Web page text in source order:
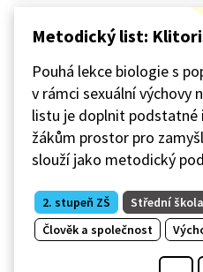
Metodický list:
Pouhá lekce biologie s
v rámci sexuální výchovy
listu je doplnit
žákům prostor pro
slouží jako metodický
2. stupeň ZŠ
Střední škola
Člověk a společnost